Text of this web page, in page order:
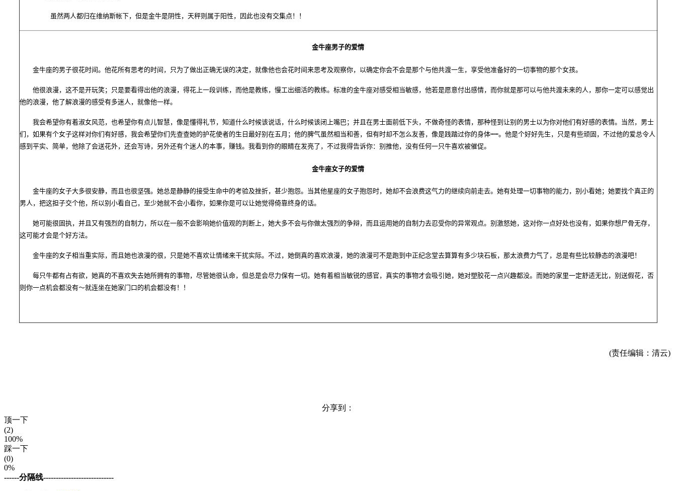
虽然两人都归在维纳斯帐下，但是金牛是阴性，天秤则属于阳性，因此也没有交集点！！
金牛座男子的爱情
金牛座的男子很花时间。他花所有思考的时间，只为了做出正确无误的决定，就像他也会花时间来思考及观察你，以确定你会不会是那个与他共渡一生，享受他准备好的一切事物的那个女孩。
他很浪漫，这不是开玩笑；只是要看得出他的浪漫，得花上一段训练，而他是教练，慢工出细活的教练。标准的金牛座对感受相当敏感，他若是愿意付出感情，而你就是那可以与他共渡未来的人，那你一定可以感觉出
他的浪漫，他了解浪漫的感受有多迷人，就像他一样。
我会希望你有着淑女风范，也希望你有点儿智慧，像是懂得礼节，知道什么时候该说话，什么时候该闭上嘴巴；并且在男士面前低下头，不做奇怪的表情，那种怪到让别的男士以为你对他们有好感的表情。当然，男士
们，如果有个女子这样对你们有好感，我会希望你们先查查她的护花使者的生日最好别在五月；他的脾气虽然相当和善，但有时却不怎么友善，像是践踏过你的身体┅┅。他是个好好先生，只是有些顽固，不过他的爱总令人
感到平实、简单，他除了会送花外，还会写诗，另外还有个迷人的本事，赚钱。我看到你的眼睛在发亮了，不过我得告诉你：别推他，没有任何一只牛喜欢被催促。
金牛座女子的爱情
金牛座的女子大多很安静，而且也很坚强。她总是静静的接受生命中的考验及挫折，甚少抱怨。当其他星座的女子抱怨时，她却不会浪费这气力的继续向前走去。她有处理一切事物的能力，别小看她；她要找个真正的
男人，把这担子交个他，所以别小看自己，至少她就不会小看你，如果你是可以让她觉得倚靠终身的话。
她可能很固执，并且又有强烈的自制力，所以在一般不会影响她价值观的判断上，她大多不会与你做太强烈的争辩，而且运用她的自制力去忍受你的异常观点。别激怒她，这对你一点好处也没有，如果你想尸骨无存，
这可能才会是个好方法。
金牛座的女子相当重实际，而且她也浪漫的很，只是她不喜欢让情绪来干扰实际。不过，她倒真的喜欢浪漫，她的浪漫可不是跑到中正纪念堂去算算有多少块石板，那太浪费力气了，总是有些比较静态的浪漫吧！
每只牛都有占有欲，她真的不喜欢失去她所拥有的事物，尽管她很认命，但总是会尽力保有一切。她有着相当敏锐的感官，真实的事物才会吸引她，她对塑胶花一点兴趣都没。而她的家里一定舒适无比，别送假花，否
则你一点机会都没有～就连坐在她家门口的机会都没有！！
(责任编辑：清云)
分享到：
顶一下
(2)
100%
踩一下
(0)
0%
------分隔线----------------------------